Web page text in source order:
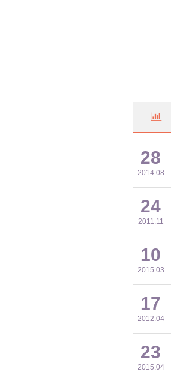
28
2014.08
24
2011.11
10
2015.03
17
2012.04
23
2015.04